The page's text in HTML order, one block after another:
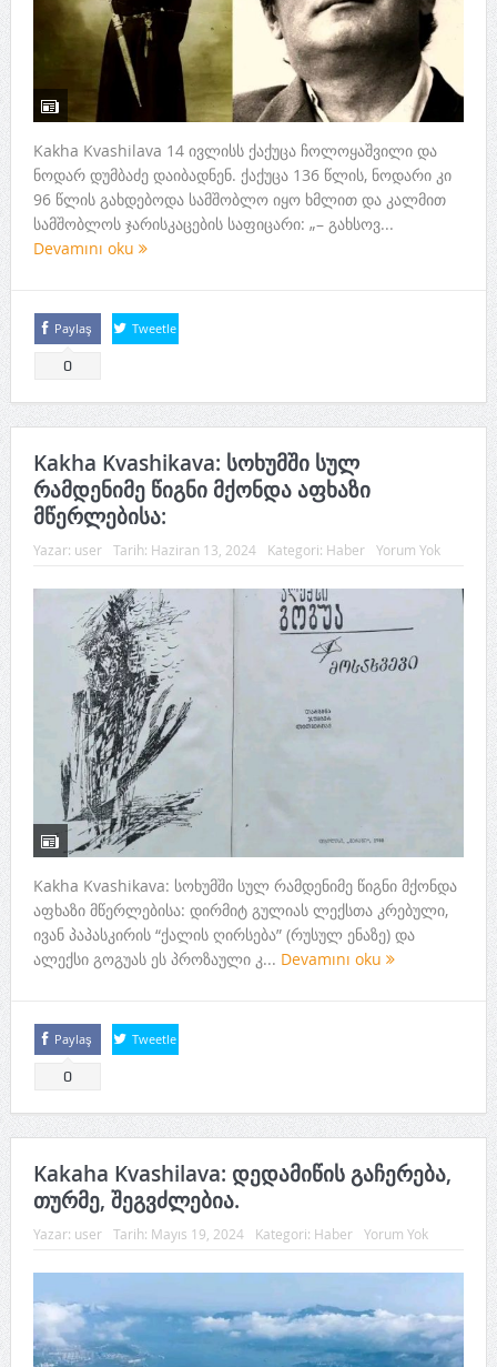
Kakha Kvashilava 14 ივლისს ქაქუცა ჩოლოყაშვილი და
ნოდარ დუმბაძე დაიბადნენ. ქაქუცა 136 წლის, ნოდარი კი
96 წლის გახდებოდა სამშობლო იყო ხმლით და კალმით
სამშობლოს ჯარისკაცების საფიცარი: „– გახსოვ...
Devamını oku
Paylaş
0
Tweetle
Kakha Kvashikava: სოხუმში სულ
რამდენიმე წიგნი მქონდა აფხაზი
მწერლებისა:
Yazar: user Tarih: Haziran 13, 2024 Kategori: Haber Yorum Yok
Kakha Kvashikava: სოხუმში სულ რამდენიმე წიგნი მქონდა
აფხაზი მწერლებისა: დირმიტ გულიას ლექსთა კრებული,
ივან პაპასკირის “ქალის ღირსება” (რუსულ ენაზე) და
ალექსი გოგუას ეს პროზაული კ... Devamını oku
Paylaş
0
Tweetle
Kakaha Kvashilava: დედამიწის გაჩერება,
თურმე, შეგვძლებია.
Yazar: user Tarih: Mayıs 19, 2024 Kategori: Haber Yorum Yok